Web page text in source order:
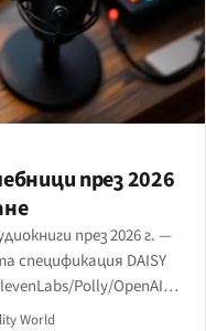
през 2026
през 2026 г. —
спецификация DAISY
Polly/OpenAI и
все още отличава
World